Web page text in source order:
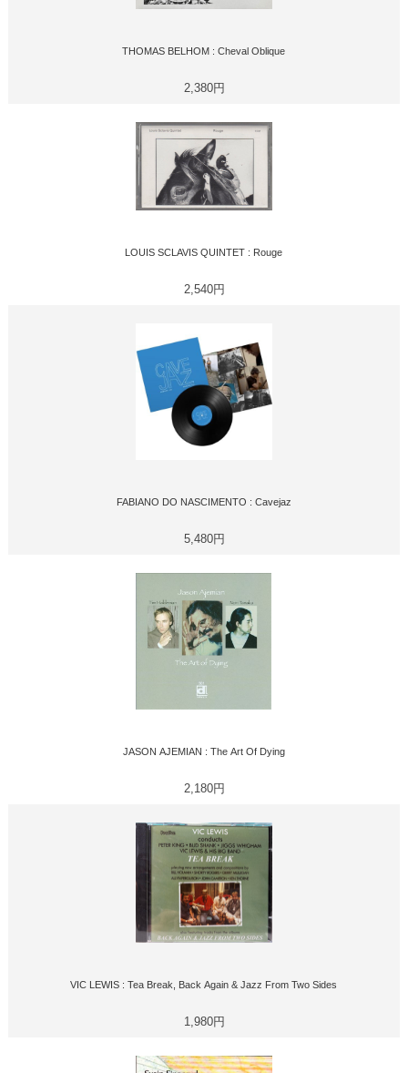
THOMAS BELHOM : Cheval Oblique
2,380円
LOUIS SCLAVIS QUINTET : Rouge
2,540円
FABIANO DO NASCIMENTO : Cavejaz
5,480円
JASON AJEMIAN : The Art Of Dying
2,180円
VIC LEWIS : Tea Break, Back Again & Jazz From Two Sides
1,980円